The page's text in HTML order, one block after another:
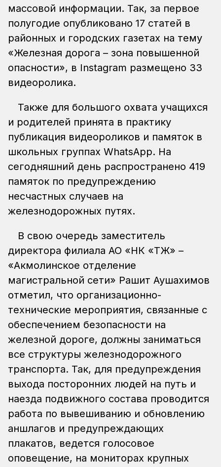
массовой информации. Так, за первое
полугодие опубликовано 17 статей в
районных и городских газетах на тему
«Железная дорога – зона повышенной
опасности», в Instagram размещено 33
видеоролика.
Также для большого охвата учащихся
и родителей принята в практику
публикация видеороликов и памяток в
школьных группах WhatsApp. На
сегодняшний день распространено 419
памяток по предупреждению
несчастных случаев на
железнодорожных путях.
В свою очередь заместитель
директора филиала АО «НК «ҚТЖ» –
«Акмолинское отделение
магистральной сети» Рашит Аушахимов
отметил, что организационно-
технические мероприятия, связанные с
обеспечением безопасности на
железной дороге, должны заниматься
все структуры железнодорожного
транспорта. Так, для предупреждения
выхода посторонних людей на путь и
наезда подвижного состава проводится
работа по вывешиванию и обновлению
аншлагов и предупреждающих
плакатов, ведется голосовое
оповещение, на мониторах крупных